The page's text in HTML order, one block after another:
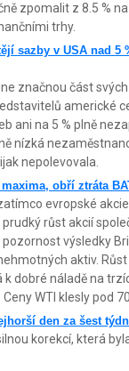
zpomalit z 8.5 %
trhy.
sazby v USA nad 5
značnou část
americké
ani na 5 % plně
nízká
nepolevovala.
obří ztráta
evropské
růst akcií
výsledky
aktiv.
dobré náladě na
WTI klesly pod
den za šest
korekcí, která